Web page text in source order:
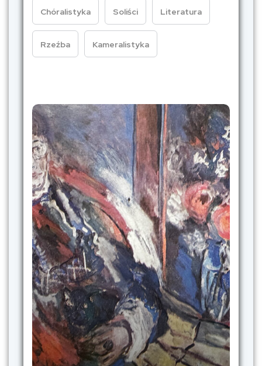
Chóralistyka Soliści Literatura
Rzeźba Kameralistyka